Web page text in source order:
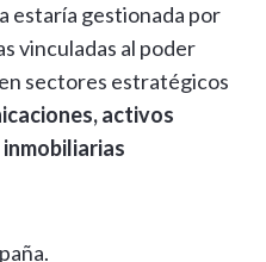
estaría gestionada por
vinculadas al poder
sectores estratégicos
activos